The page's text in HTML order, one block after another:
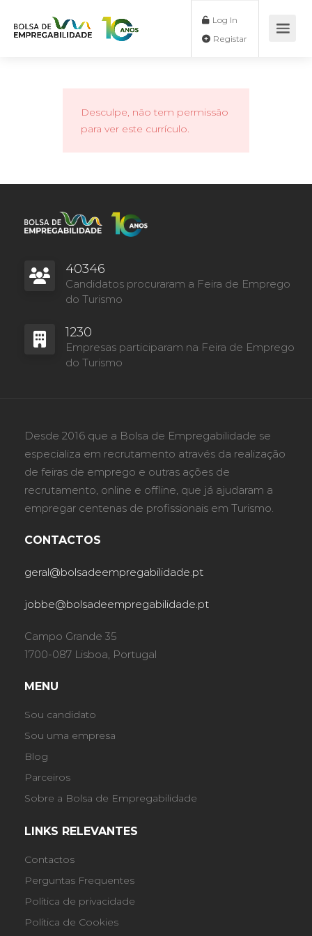
Log In
Desculpe, não tem permissão
para ver este currículo.
40346
Candidatos procuraram a Feira de Emprego
do Turismo
1230
Empresas participaram na Feira de Emprego
do Turismo
Desde 2016 que a Bolsa de Empregabilidade se
especializa em recrutamento através da realização
de feiras de emprego e outras ações de
recrutamento, online e offline, que já ajudaram a
empregar centenas de profissionais em Turismo.
CONTACTOS
geral@bolsadeempregabilidade.pt
jobbe@bolsadeempregabilidade.pt
Campo Grande 35
1700-087 Lisboa, Portugal
MENU
Sou candidato
Sou uma empresa
Blog
Parceiros
Sobre a Bolsa de Empregabilidade
LINKS RELEVANTES
Contactos
Perguntas Frequentes
Política de privacidade
Política de Cookies